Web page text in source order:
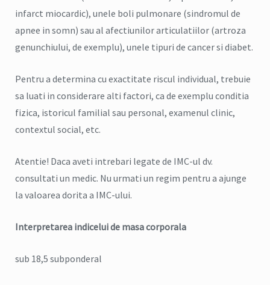
infarct miocardic), unele boli pulmonare (sindromul de
apnee in somn) sau al afectiunilor articulatiilor (artroza
genunchiului, de exemplu), unele tipuri de cancer si diabet.
Pentru a determina cu exactitate riscul individual, trebuie
sa luati in considerare alti factori, ca de exemplu conditia
fizica, istoricul familial sau personal, examenul clinic,
contextul social, etc.
Atentie! Daca aveti intrebari legate de IMC-ul dv.
consultati un medic. Nu urmati un regim pentru a ajunge
la valoarea dorita a IMC-ului.
Interpretarea indicelui de masa corporala
sub 18,5 subponderal